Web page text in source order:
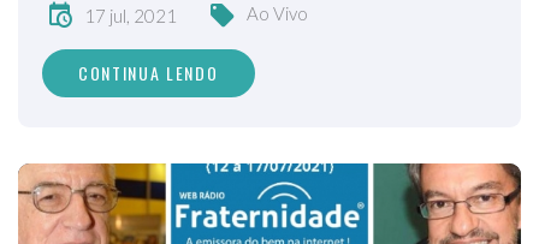
17 jul, 2021 Ao Vivo
CONTINUA LENDO